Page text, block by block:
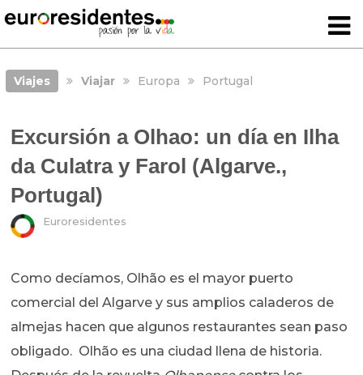
Viajes Viajar Europa Portugal
Excursión a Olhao: un día en Ilha
da Culatra y Farol (Algarve.,
Portugal)
Euroresidentes
Como decíamos, Olhão es el mayor puerto
comercial del Algarve y sus amplios caladeros de
almejas hacen que algunos restaurantes sean paso
obligado. Olhão es una ciudad llena de historia.